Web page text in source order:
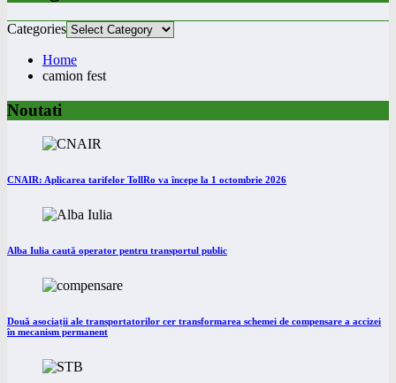
Categories
Home
camion fest
Noutati
CNAIR: Aplicarea tarifelor TollRo va începe la 1 octombrie 2026
Alba Iulia caută operator pentru transportul public
Două asociații ale transportatorilor cer transformarea schemei de compensare a accizei
în mecanism permanent